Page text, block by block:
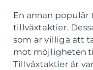
En annan populär
tillväxtaktier.
som är villiga att
mot möjligheten
Tillväxtaktier är